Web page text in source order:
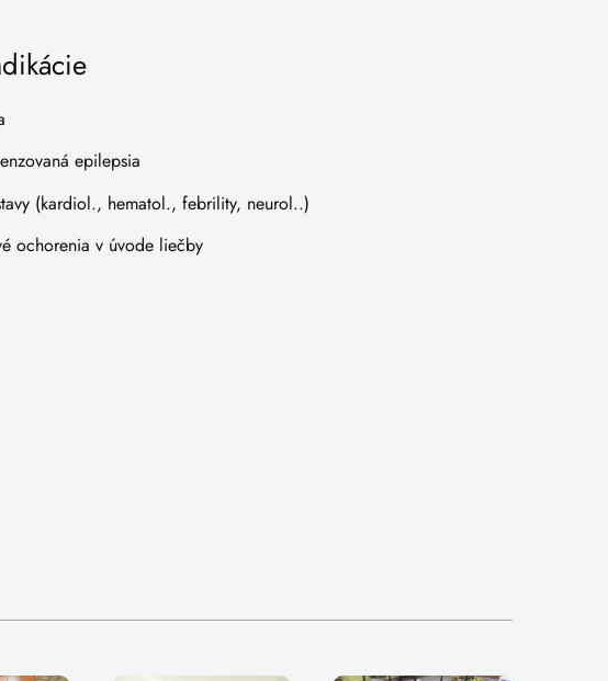
epilepsia
(kardiol., hematol., febrility, neurol..)
ochorenia v úvode liečby